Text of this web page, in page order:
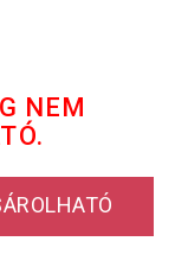
NEM